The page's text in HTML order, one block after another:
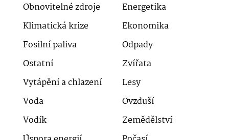
Obnovitelné zdroje
Energetika
Klimatická krize
Ekonomika
Fosilní paliva
Odpady
Ostatní
Zvířata
Vytápění a chlazení
Lesy
Voda
Ovzduší
Vodík
Zemědělství